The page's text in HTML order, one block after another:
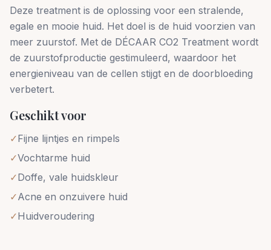
Deze treatment is de oplossing voor een stralende,
egale en mooie huid. Het doel is de huid voorzien van
meer zuurstof. Met de DÉCAAR CO2 Treatment wordt
de zuurstofproductie gestimuleerd, waardoor het
energieniveau van de cellen stijgt en de doorbloeding
verbetert.
Geschikt voor
✓Fijne lijntjes en rimpels
✓Vochtarme huid
✓Doffe, vale huidskleur
✓Acne en onzuivere huid
✓Huidveroudering